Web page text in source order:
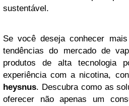
sustentável.
Se você deseja conhecer
tendências do mercado de
produtos de alta tecnologia
experiência com a nicotina,
heysnus. Descubra como as
oferecer não apenas um